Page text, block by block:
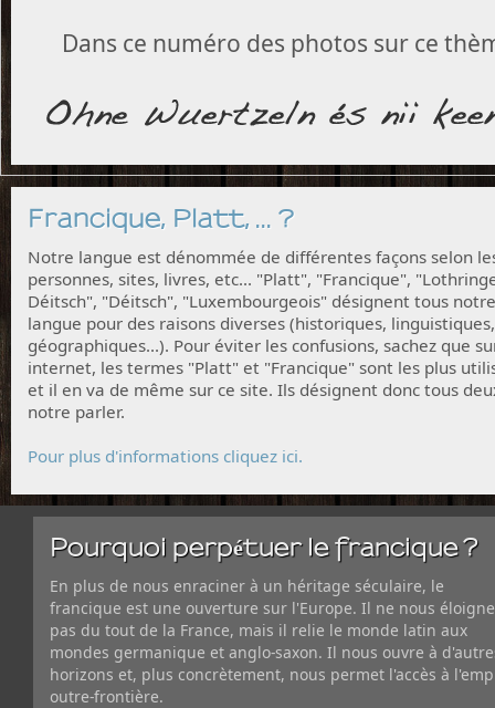
Dans ce numéro des photos sur ce
Francique, Platt, ... ?
Notre langue est dénommée de différentes façons selon
personnes, sites, livres, etc... "Platt", "Francique",
Déitsch", "Déitsch", "Luxembourgeois" désignent tous notre
langue pour des raisons diverses (historiques, linguistiques,
géographiques...). Pour éviter les confusions, sachez que
internet, les termes "Platt" et "Francique" sont les plus
et il en va de même sur ce site. Ils désignent donc tous
notre parler.
Pour plus d'informations cliquez ici.
Pourquoi perpétuer le francique ?
En plus de nous enraciner à un héritage séculaire, le
francique est une ouverture sur l'Europe. Il ne nous éloigne
pas du tout de la France, mais il relie le monde latin aux
mondes germanique et anglo-saxon. Il nous ouvre à
horizons et, plus concrètement, nous permet l'accès à
outre-frontière.